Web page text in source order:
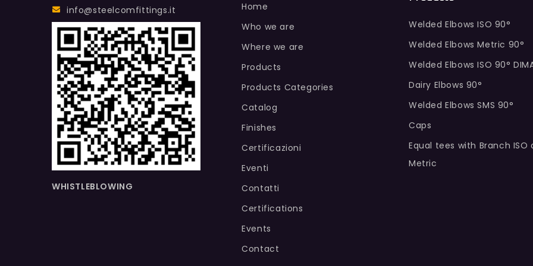
info@steelcomfittings.it
WHISTLEBLOWING
Home
Who we are
Where we are
Products
Products Categories
Catalog
Finishes
Certificazioni
Eventi
Contatti
Certifications
Events
Contact
Welded Elbows ISO 90°
Welded Elbows Metric 90°
Welded Elbows ISO 90°
Dairy Elbows 90°
Welded Elbows SMS 90°
Caps
Equal tees with Branch ISO
Metric